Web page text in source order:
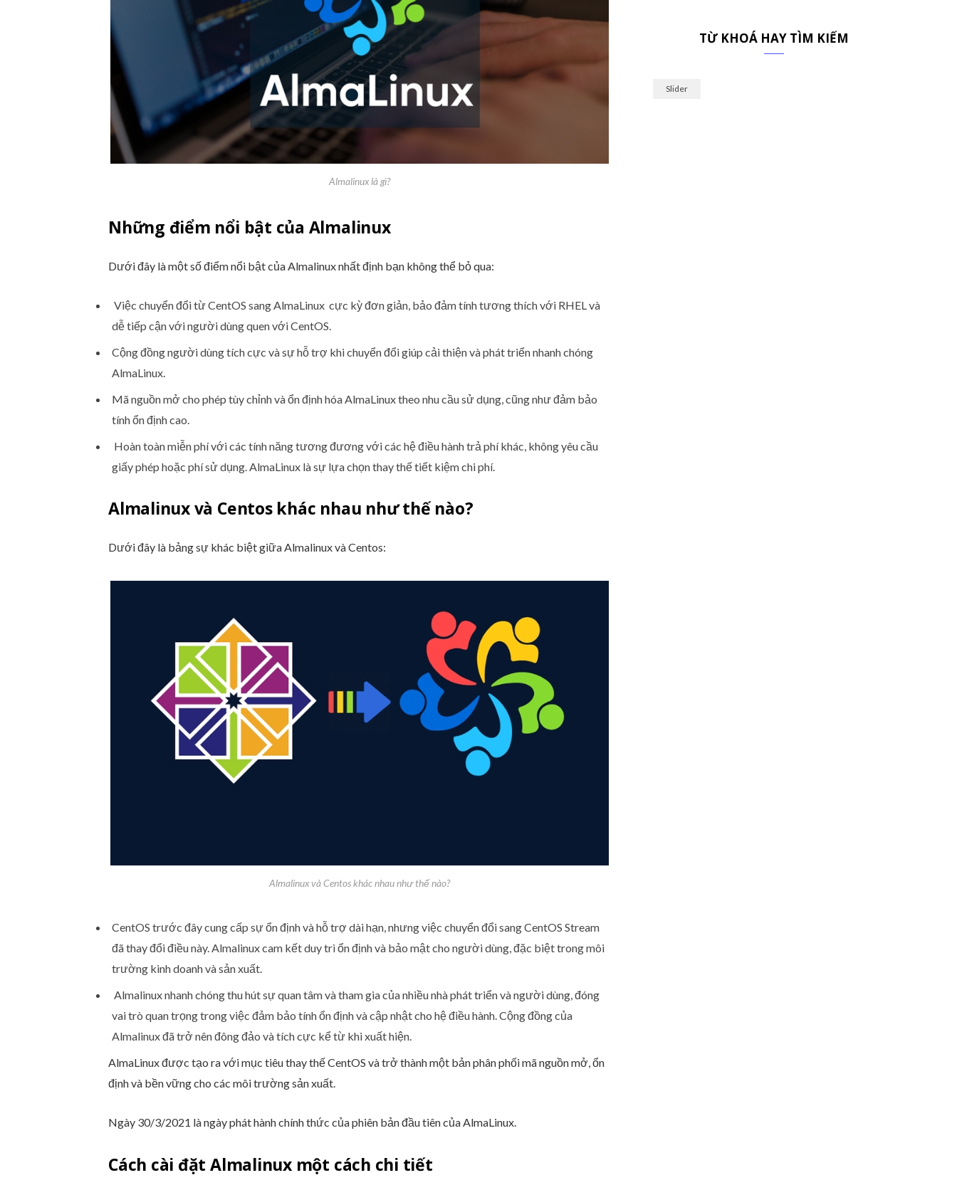
Almalinux là gì?
Những điểm nổi bật của Almalinux
Dưới đây là một số điểm nổi bật của Almalinux nhất định bạn không thể bỏ qua:
Việc chuyển đổi từ CentOS sang AlmaLinux cực kỳ đơn giản, bảo đảm tính tương thích với RHEL và
dễ tiếp cận với người dùng quen với CentOS.
Cộng đồng người dùng tích cực và sự hỗ trợ khi chuyển đổi giúp cải thiện và phát triển nhanh chóng
AlmaLinux.
Mã nguồn mở cho phép tùy chỉnh và ổn định hóa AlmaLinux theo nhu cầu sử dụng, cũng như đảm bảo
tính ổn định cao.
Hoàn toàn miễn phí với các tính năng tương đương với các hệ điều hành trả phí khác, không yêu cầu
giấy phép hoặc phí sử dụng. AlmaLinux là sự lựa chọn thay thế tiết kiệm chi phí.
Almalinux và Centos khác nhau như thế nào?
Dưới đây là bảng sự khác biệt giữa Almalinux và Centos:
Almalinux và Centos khác nhau như thế nào?
CentOS trước đây cung cấp sự ổn định và hỗ trợ dài hạn, nhưng việc chuyển đổi sang CentOS Stream
đã thay đổi điều này. Almalinux cam kết duy trì ổn định và bảo mật cho người dùng, đặc biệt trong môi
trường kinh doanh và sản xuất.
Almalinux nhanh chóng thu hút sự quan tâm và tham gia của nhiều nhà phát triển và người dùng, đóng
vai trò quan trọng trong việc đảm bảo tính ổn định và cập nhật cho hệ điều hành. Cộng đồng của
Almalinux đã trở nên đông đảo và tích cực kể từ khi xuất hiện.
AlmaLinux được tạo ra với mục tiêu thay thế CentOS và trở thành một bản phân phối mã nguồn mở, ổn
định và bền vững cho các môi trường sản xuất.
Ngày 30/3/2021 là ngày phát hành chính thức của phiên bản đầu tiên của AlmaLinux.
Cách cài đặt Almalinux một cách chi tiết
TỪ KHOÁ HAY TÌM KIẾM
Slider